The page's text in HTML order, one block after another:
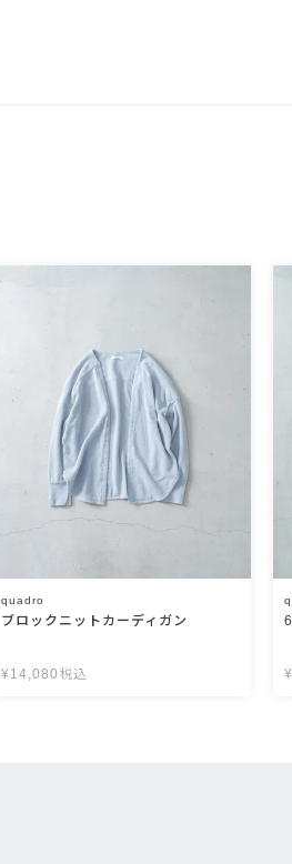
quadro
ブロックニットカーディガン
¥14,080 税込 ¥